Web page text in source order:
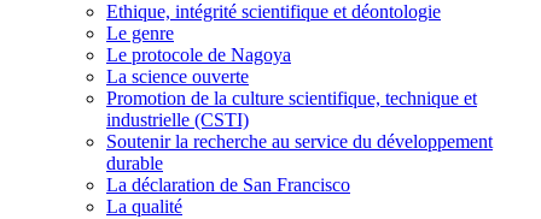
Ethique, intégrité scientifique et déontologie
Le genre
Le protocole de Nagoya
La science ouverte
Promotion de la culture scientifique, technique et
industrielle (CSTI)
Soutenir la recherche au service du développement
durable
La déclaration de San Francisco
La qualité